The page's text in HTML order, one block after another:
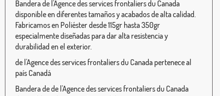
Bandera de l'Agence des services frontaliers du Canada
disponible en diferentes tamaños y acabados de alta calidad.
Fabricamos en Poliéster desde 115gr hasta 350gr
especialmente diseñadas para dar alta resistencia y
durabilidad en el exterior.
de l'Agence des services frontaliers du Canada pertenece al
país Canadá
Bandera de de l'Agence des services frontaliers du Canada